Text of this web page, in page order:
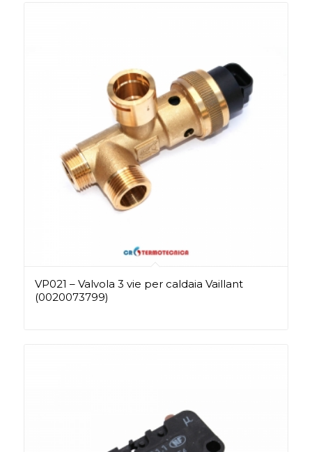
VP021 – Valvola 3 vie per caldaia Vaillant
(0020073799)